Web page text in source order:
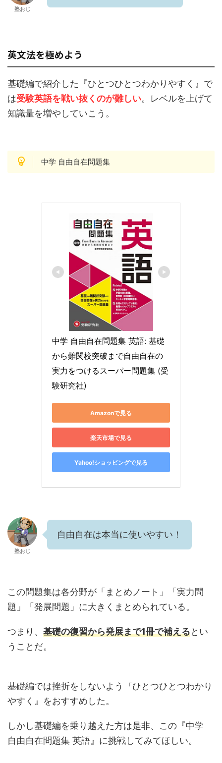
塾おじ
英文法を極めよう
基礎編で紹介した『ひとつひとつわかりやすく』で
は受験英語を戦い抜くのが難しい。レベルを上げて
知識量を増やしていこう。
中学 自由自在問題集
中学 自由自在問題集 英語: 基礎
から難関校突破まで自由自在の
実力をつけるスーパー問題集 (受
験研究社)
Amazonで見る
楽天市場で見る
Yahoo!ショッピングで見る
塾おじ
自由自在は本当に使いやすい！
この問題集は各分野が「まとめノート」「実力問
題」「発展問題」に大きくまとめられている。
つまり、 基礎の復習から発展まで1冊で補えるとい
うことだ。
基礎編では挫折をしないよう『ひとつひとつわかり
やすく』をおすすめした。
しかし基礎編を乗り越えた方は是非、この『中学
自由自在問題集 英語』に挑戦してみてほしい。